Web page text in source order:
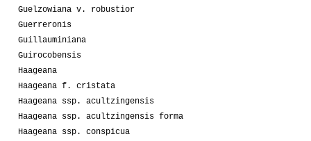
Guelzowiana v. robustior
Guerreronis
Guillauminiana
Guirocobensis
Haageana
Haageana f. cristata
Haageana ssp. acultzingensis
Haageana ssp. acultzingensis forma
Haageana ssp. conspicua